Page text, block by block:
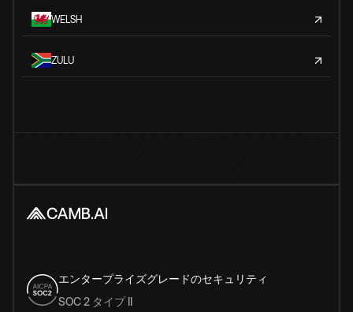
WELSH
ZULU
エンタープライズグレードのセキュリティ
SOC 2 タイプ II